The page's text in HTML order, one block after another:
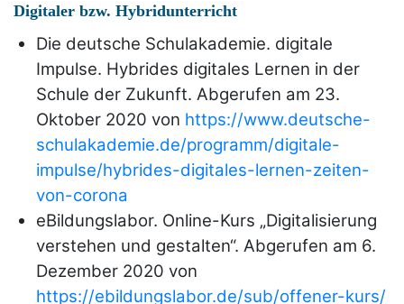
Digitaler bzw. Hybridunterricht
Die deutsche Schulakademie. digitale
Impulse. Hybrides digitales Lernen in der
Schule der Zukunft. Abgerufen am 23.
Oktober 2020 von https://www.deutsche-
schulakademie.de/programm/digitale-
impulse/hybrides-digitales-lernen-zeiten-
von-corona
eBildungslabor. Online-Kurs „Digitalisierung
verstehen und gestalten“. Abgerufen am 6.
Dezember 2020 von
https://ebildungslabor.de/sub/offener-kurs/